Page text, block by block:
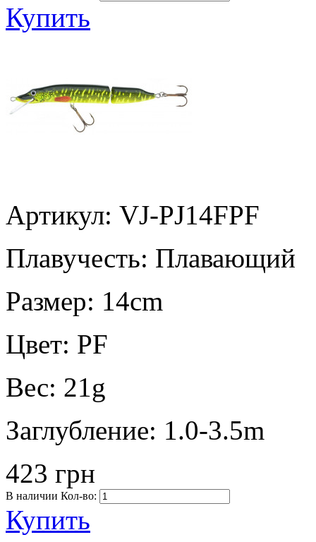
Купить
Артикул: VJ-PJ14FPF
Плавучесть: Плавающий
Размер: 14cm
Цвет: PF
Вес: 21g
Заглубление: 1.0-3.5m
423 грн
В наличии Кол-во:
Купить